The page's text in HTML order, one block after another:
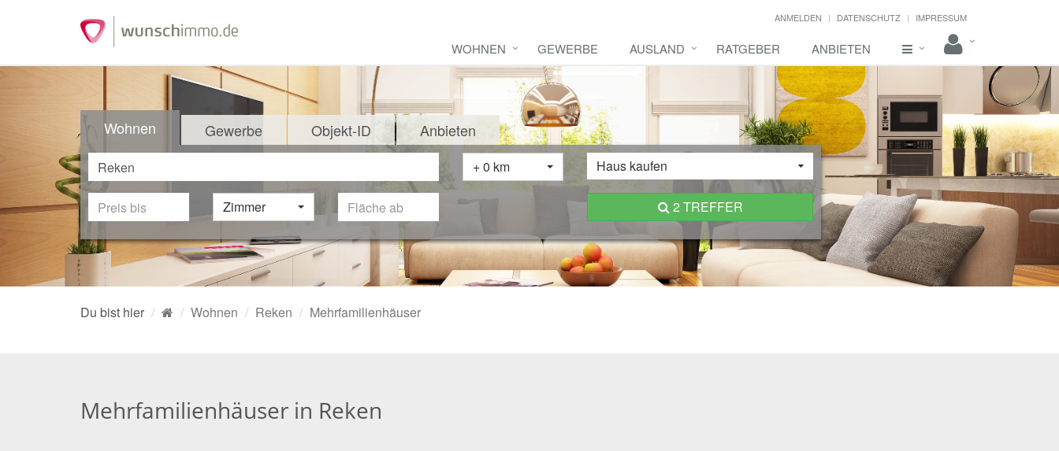
ANMELDEN DATENSCHUTZ IMPRESSUM
WOHNEN GEWERBE AUSLAND RATGEBER ANBIETEN
Wohnen Gewerbe Objekt-ID Anbieten
+ 0 km Haus kaufen
Zimmer 2 TREFFER
Du bist hier Wohnen Reken Mehrfamilienhäuser
Mehrfamilienhäuser in Reken